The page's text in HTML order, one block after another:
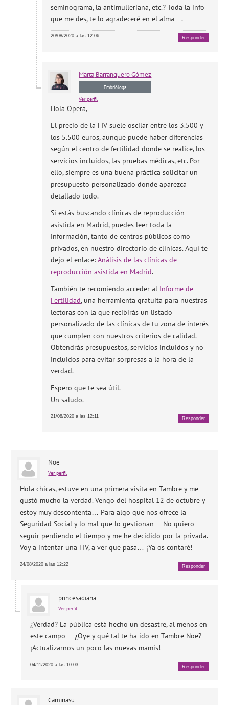
seminograma, la antimulleriana, etc.? Toda la info
que me des, te lo agradeceré en el alma….
20/08/2020 a las 12:06 Responder
Marta Barranquero Gómez
Embrióloga
Ver perfil
Hola Opera,
El precio de la FIV suele oscilar entre los 3.500 y
los 5.500 euros, aunque puede haber diferencias
según el centro de fertilidad donde se realice, los
servicios incluidos, las pruebas médicas, etc. Por
ello, siempre es una buena práctica solicitar un
presupuesto personalizado donde aparezca
detallado todo.
Si estás buscando clínicas de reproducción
asistida en Madrid, puedes leer toda la
información, tanto de centros públicos como
privados, en nuestro directorio de clínicas. Aquí te
dejo el enlace:Análisis de las clínicas de
reproducción asistida en Madrid.
También te recomiendo acceder al Informe de
Fertilidad, una herramienta gratuita para nuestras
lectoras con la que recibirás un listado
personalizado de las clínicas de tu zona de interés
que cumplen con nuestros criterios de calidad.
Obtendrás presupuestos, servicios incluidos y no
incluidos para evitar sorpresas a la hora de la
verdad.
Espero que te sea útil.
Un saludo.
21/08/2020 a las 12:11 Responder
Noe
Ver perfil
Hola chicas, estuve en una primera visita en Tambre y me
gustó mucho la verdad. Vengo del hospital 12 de octubre y
estoy muy descontenta… Para algo que nos ofrece la
Seguridad Social y lo mal que lo gestionan… No quiero
seguir perdiendo el tiempo y me he decidido por la privada.
Voy a intentar una FIV, a ver que pasa… ¡Ya os contaré!
24/08/2020 a las 12:22 Responder
princesadiana
Ver perfil
¿Verdad? La pública está hecho un desastre, al menos en
este campo… ¿Oye y qué tal te ha ido en Tambre Noe?
¡Actualizarnos un poco las nuevas mamis!
04/11/2020 a las 10:03 Responder
Caminasu